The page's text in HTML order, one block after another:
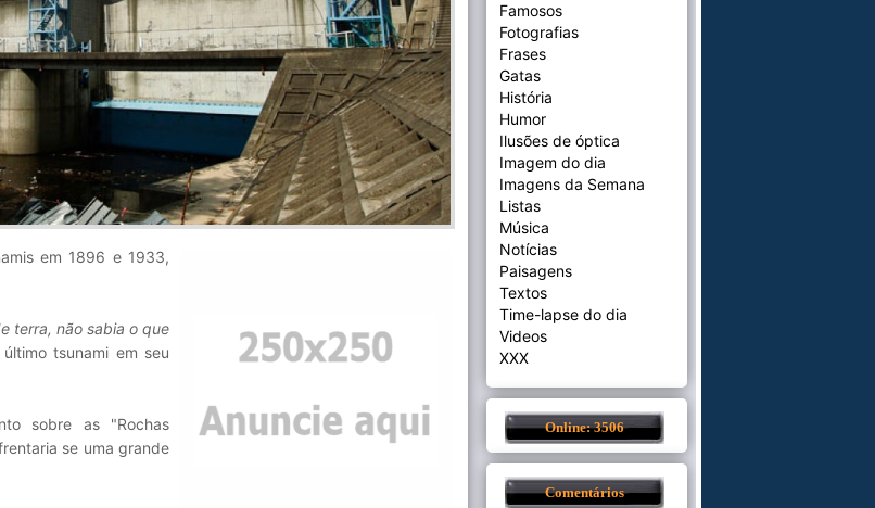
em 1896 e 1933,
terra, não sabia o que
tsunami em seu
sobre as "Rochas
se uma grande
Famosos
Fotografias
Frases
Gatas
História
Humor
Ilusões de óptica
Imagem do dia
Imagens da Semana
Listas
Música
Notícias
Paisagens
Textos
Time-lapse do dia
Videos
XXX
Online: 3506
Comentários